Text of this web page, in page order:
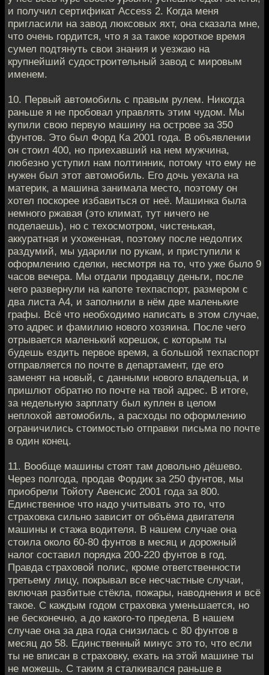
и получил сертификат Access 2. Когда меня
пригласили на завод люксовых яхт, она сказала мне,
что очень гордится, что я за такое короткое время
сумел подтянуть свои знания и уезжаю на
крупнейший судостроительный завод с мировым
именем.
10. Первый автомобиль с правым рулем. Никогда
раньше я не пробовал управлять этим чудом. Мы
купили свою первую машину на острове за 350
фунтов. Это был Форд Ка 2001 года. В объявлении
он стоил 400, но приехавший на нем мужчина,
любезно уступил нам полтинник, потому что ему не
нужен был этот автомобиль. Его дочь уехала на
материк, а машина занимала место, поэтому он
хотел поскорее избавиться от неё. Машинка была
немного ржавая (это климат, тут ничего не
поделаешь), но с техосмотром, чистенькая,
аккуратная и ухоженная, поэтому после недолгих
раздумий, мы ударили по рукам, и приступили к
оформлению сделки, несмотря на то, что уже было 9
часов вечера. Мы отдали продавцу деньги, после
чего развернули на капоте техпаспорт, размером с
два листа А4, и заполнили в нём две маленькие
графы. Всё что необходимо написать в этом случае,
это адрес и фамилию нового хозяина. После чего
отрывается маленький корешок, с которым ты
будешь ездить первое время, а большой техпаспорт
отправляется по почте в департамент, где его
заменят на новый, с данными нового владельца, и
пришлют обратно по почте на твой адрес. В итоге,
за недельную зарплату был куплен в целом
неплохой автомобиль, а расходы по оформлению
ограничились стоимостью отправки письма по почте
в один конец.
11. Вообще машины стоят там довольно дёшево.
Через полгода, продав Фордик за 250 фунтов, мы
приобрели Тойоту Авенсис 2001 года за 800.
Единственное что надо учитывать это то, что
страховка сильно зависит от объёма двигателя
машины и стажа водителя. В нашем случае она
стоила около 60-80 фунтов в месяц и дорожный
налог составил порядка 200-220 фунтов в год.
Правда страховой полис, кроме ответственности
третьему лицу, покрывал все несчастные случаи,
включая разбитые стёкла, пожары, наводнения и всё
такое. С каждым годом страховка уменьшается, но
не бесконечно, а до какого-то предела. В нашем
случае она за два года снизилась с 80 фунтов в
месяц до 58. Единственный минус это то, что если
ты не вписан в страховку, ехать на этой машине ты
не можешь. С таким я сталкивался раньше в